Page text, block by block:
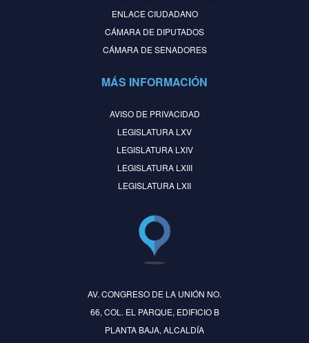
ENLACE CIUDADANO
CÁMARA DE DIPUTADOS
CÁMARA DE SENADORES
MÁS INFORMACIÓN
AVISO DE PRIVACIDAD
LEGISLATURA LXV
LEGISLATURA LXIV
LEGISLATURA LXIII
LEGISLATURA LXII
AV. CONGRESO DE LA UNIÓN NO.
66, COL. EL PARQUE, EDIFICIO B
PLANTA BAJA, ALCALDÍA